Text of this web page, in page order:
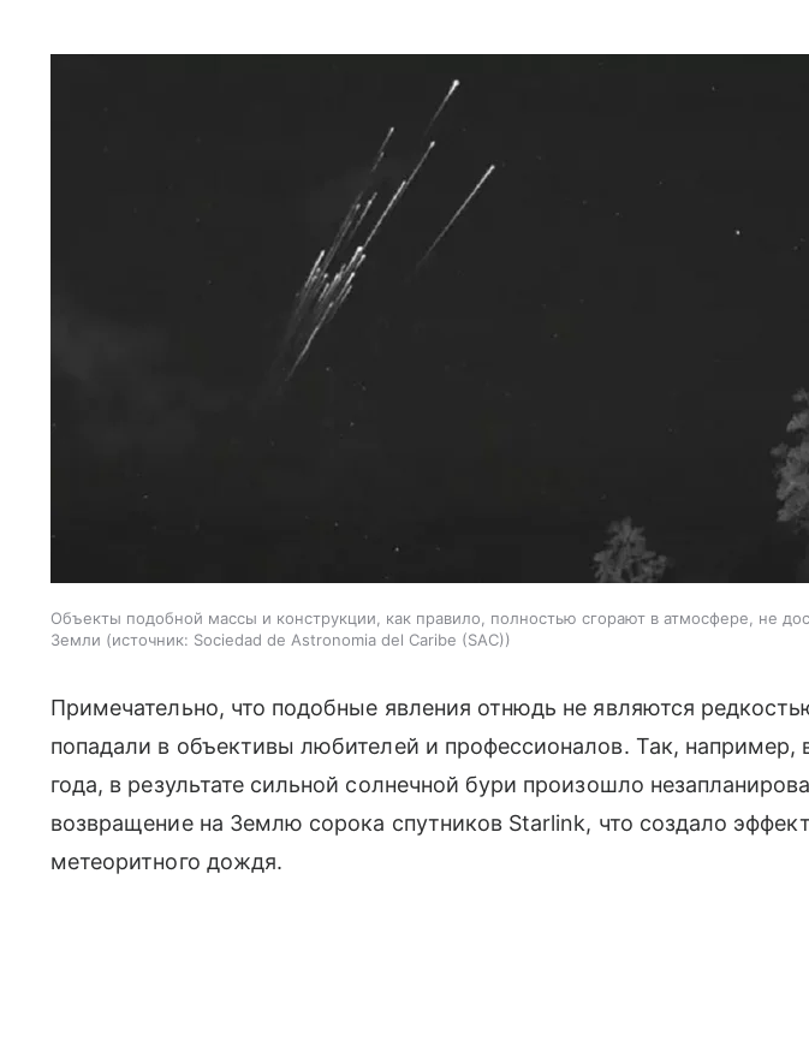
Объекты подобной массы и конструкции, как правило, полностью сгорают в атмосфере, не
Земли
источник: Sociedad de Astronomia del Caribe (SAC)
Примечательно, что подобные явления отнюдь не являются
попадали в объективы любителей и профессионалов. Так, например,
года, в результате сильной солнечной бури произошло
возвращение на Землю сорока спутников Starlink, что создало
метеоритного дождя.